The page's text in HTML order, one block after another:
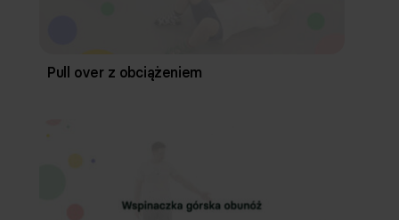
Pull over z obciążeniem